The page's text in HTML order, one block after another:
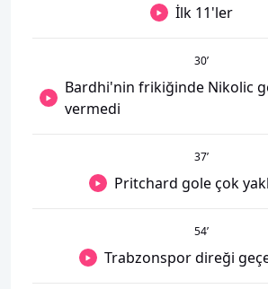
İlk 11'ler
30’
Bardhi'nin frikiğinde Nikolic
vermedi
37’
Pritchard gole çok
54’
Trabzonspor direği